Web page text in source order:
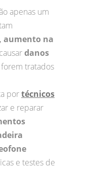
apenas um
aumento na
danos
tratados
portécnicos
e reparar
e testes de